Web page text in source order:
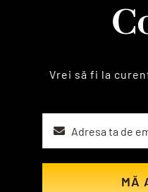
Vrei să fi la
MĂ